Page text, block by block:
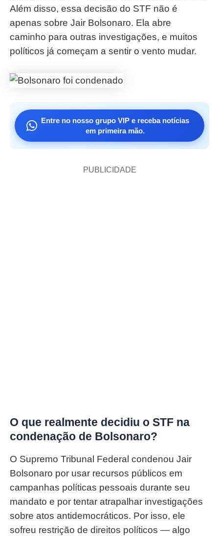
Além disso, essa decisão do STF não é
apenas sobre Jair Bolsonaro. Ela abre
caminho para outras investigações, e muitos
políticos já começam a sentir o vento mudar.
Entre no nosso grupo VIP e receba notícias
em primeira mão.
PUBLICIDADE
O que realmente decidiu o STF na
condenação de Bolsonaro?
O Supremo Tribunal Federal condenou Jair
Bolsonaro por usar recursos públicos em
campanhas políticas pessoais durante seu
mandato e por tentar atrapalhar investigações
sobre atos antidemocráticos. Por isso, ele
sofreu restrição de direitos políticos — algo